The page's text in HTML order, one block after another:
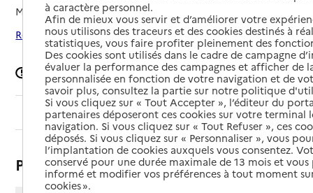
Mis à jour le30/04/2026
Rechercher les établissements autour de Aiserey
Signaler une erreur
Sommaire
Présentation
à caractère personnel.
Afin de mieux vous servir et d’améliorer votre
nous utilisons des traceurs et des cookies destinés à
statistiques, vous faire profiter pleinement des
Des cookies sont utilisés dans le cadre de campagne
évaluer la performance des campagnes et afficher de
personnalisée en fonction de votre navigation et de
savoir plus, consultez la partie sur notre politique
Si vous cliquez sur « Tout Accepter », l’éditeur du
partenaires déposeront ces cookies sur votre terminal
navigation. Si vous cliquez sur « Tout Refuser », ces
déposés. Si vous cliquez sur « Personnaliser », vous
l’implantation de cookies auxquels vous consentez.
conservé pour une durée maximale de 13 mois et
informé et modifier vos préférences à tout moment
cookies ».